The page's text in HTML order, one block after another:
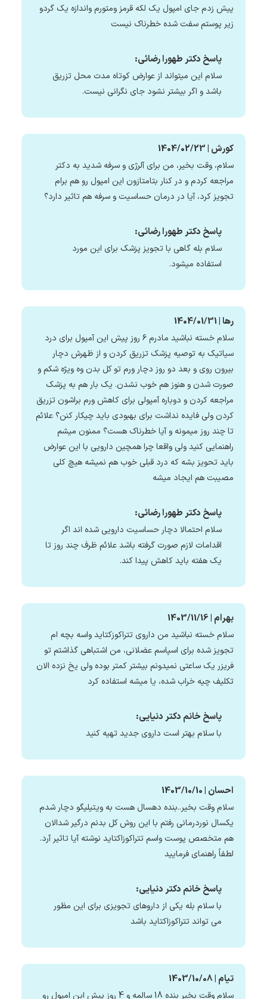
پیش زدم جای امپول یک لکه قرمز ومتورم واندازه یک گردو
زیر پوستم سفت شده خطرناک نیست
پاسخ دکتر طهورا رضائی:
سلام این میتواند از عوارض کوتاه مدت محل تزریق
باشد و اگر بیشتر نشود جای نگرانی نیست.
کورش | 1404/02/23
سلام، وقت بخیر، من برای آلرژی و سرفه شدید به دکتر
مراجعه کردم و در کنار بتامتازون این امپول رو هم برام
تجویز کرد، آیا در درمان حساسیت و سرفه هم تاثیر دارد؟
پاسخ دکتر طهورا رضائی:
سلام بله گاهی با تجویز پزشک برای این مورد
استفاده میشود.
رها | 1404/01/31
سلام خسته نباشید مادرم ۶ روز پیش این آمپول برای درد
سیاتیک به توصیه پزشک تزریق کردن و از ظهرش دچار
بیرون روی و بعد دو روز دچار ورم تو کل بدن وه ویژه شکم و
صورت شدن و هنوز هم خوب نشدن. یک بار هم به پزشک
مراجعه کردن و دوباره آمپولی برای کاهش ورم براشون تزریق
کردن ولی فایده نداشت برای بهبودی باید چیکار کنن؟ علائم
تا چند روز میمونه و آیا خطرناک هست؟ ممنون میشم
راهنمایی کنید ولی واقعا چرا همچین دارویی با این عوارض
باید تحویز بشه که درد قبلی خوب هم نمیشه هیچ کلی
مصیبت هم ایجاد میشه
پاسخ دکتر طهورا رضائی:
سلام احتمالا دچار حساسیت دارویی شده اند اگر
اقدامات لازم صورت گرفته باشد علائم ظرف چند روز تا
یک هفته باید کاهش پیدا کند.
بهرام | 1403/11/16
سلام خسته نباشید من داروی تتراکوزکتاید واسه بچه ام
تجویز شده برای اسپاسم عضلانی، من اشتباهی گذاشتم تو
فریزر یک ساعتی نمیدونم بیشتر کمتر بوده ولی یخ نزده الان
تکلیف چیه خراب شده، یا میشه استفاده کرد
پاسخ خانم دکتر دنیایی:
با سلام بهتر است داروی جدید تهیه کنید
احسان | 1403/10/10
سلام وقت بخیر..بنده دهسال هست به ویتیلیگو دچار شدم
یکسال نوردرمانی رفتم با این روش کل بدنم درگیر شدالان
هم متخصص پوست واسم تتراکوزاکتاید نوشته آیا تاثیر آرد.
لطفاً راهنمای فرمایید
پاسخ خانم دکتر دنیایی:
با سلام بله یکی از داروهای تجویزی برای این مظور
می تواند تتراکوزاکتاید باشد
تیام | 1403/10/08
سلام وقت بخیر بنده 18 سالمه و 4 روز پیش این امپول رو